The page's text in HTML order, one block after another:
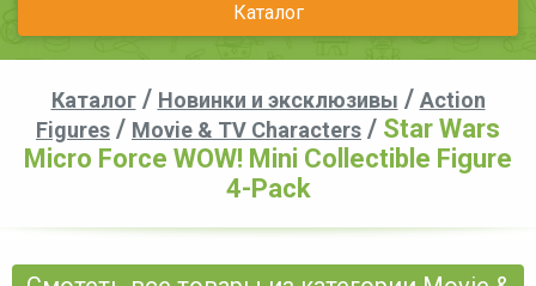
Каталог
Каталог/ Новинки и эксклюзивы / Action
Figures / Movie & TV Characters / Star Wars
Micro Force WOW! Mini Collectible Figure
4-Pack